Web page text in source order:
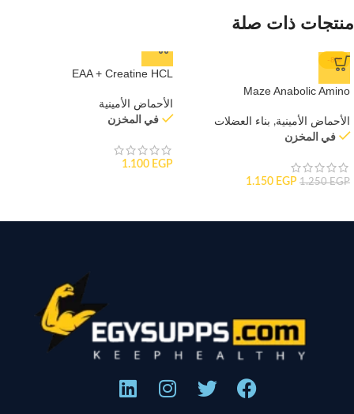
منتجات ذات صلة
-8%
Maze Anabolic Amino
الأحماض الأمينية, بناء العضلات
في المخزن
1.250EGP
1.150 EGP
EAA + Creatine HCL
الأحماض الأمينية
في المخزن
1.100 EGP